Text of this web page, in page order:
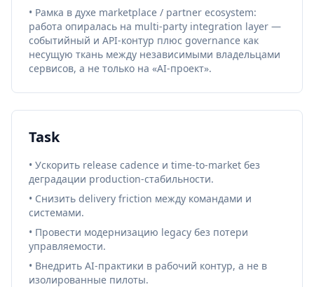
• Рамка в духе marketplace / partner ecosystem:
работа опиралась на multi-party integration layer —
событийный и API-контур плюс governance как
несущую ткань между независимыми владельцами
сервисов, а не только на «AI-проект».
Task
• Ускорить release cadence и time-to-market без
деградации production-стабильности.
• Снизить delivery friction между командами и
системами.
• Провести модернизацию legacy без потери
управляемости.
• Внедрить AI-практики в рабочий контур, а не в
изолированные пилоты.